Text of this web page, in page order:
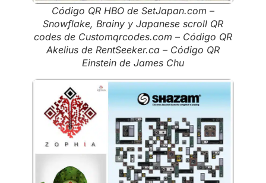
Código QR HBO de SetJapan.com –
Snowflake, Brainy y Japanese scroll QR
codes de Customqrcodes.com – Código QR
Akelius de RentSeeker.ca – Código QR
Einstein de James Chu